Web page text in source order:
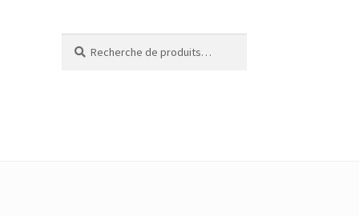
pour :